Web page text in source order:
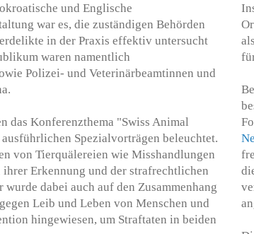
und Englische
war es, die zuständigen Behörden
in der Praxis effektiv untersucht
waren namentlich
Polizei- und Veterinärbeamtinnen und
das Konferenzthema "Swiss Animal
Spezialvorträgen beleuchtet.
von Tierquälereien wie Misshandlungen
Erkennung und der strafrechtlichen
dabei auch auf den Zusammenhang
Leib und Leben von Menschen und
hingewiesen, um Straftaten in beiden